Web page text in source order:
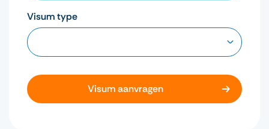
Visum type
Visum aanvragen